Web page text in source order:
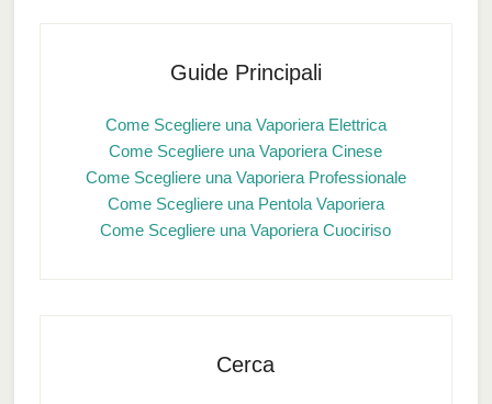
Guide Principali
Come Scegliere una Vaporiera Elettrica
Come Scegliere una Vaporiera Cinese
Come Scegliere una Vaporiera Professionale
Come Scegliere una Pentola Vaporiera
Come Scegliere una Vaporiera Cuociriso
Cerca